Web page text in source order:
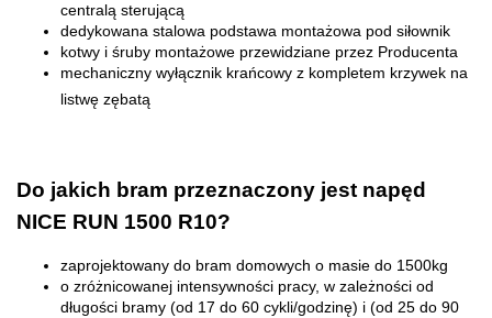
centralą sterującą
dedykowana stalowa podstawa montażowa pod siłownik
kotwy i śruby montażowe przewidziane przez Producenta
mechaniczny wyłącznik krańcowy z kompletem krzywek na
listwę zębatą
Do jakich bram przeznaczony jest napęd
NICE RUN 1500 R10?
zaprojektowany do bram domowych o masie do 1500kg
o zróżnicowanej intensywności pracy, w zależności od
długości bramy (od 17 do 60 cykli/godzinę) i (od 25 do 90